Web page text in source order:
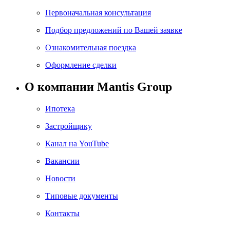
Первоначальная консультация
Подбор предложений по Вашей заявке
Ознакомительная поездка
Оформление сделки
О компании Mantis Group
Ипотека
Застройщику
Канал на YouTube
Вакансии
Новости
Типовые документы
Контакты